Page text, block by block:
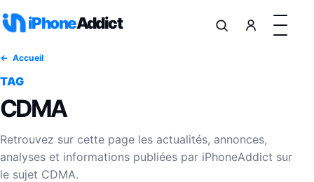
iPhoneAddict
Accueil
TAG
CDMA
Retrouvez sur cette page les actualités, annonces,
analyses et informations publiées par iPhoneAddict sur
le sujet CDMA.